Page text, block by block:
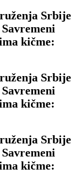
Srbije
kičme:
Srbije
kičme:
Srbije
kičme: